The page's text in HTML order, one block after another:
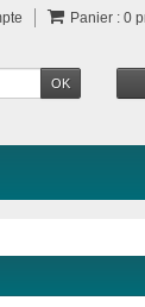
Panier : 0